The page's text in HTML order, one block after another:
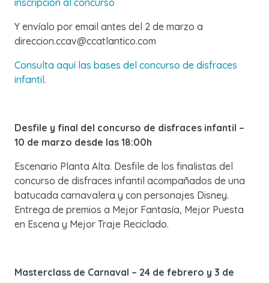
Y envíalo por email antes del 2 de marzo a
direccion.ccav@ccatlantico.com
Consulta aquí las bases del concurso de disfraces
infantil.
Desfile y final del concurso de disfraces infantil –
10 de marzo desde las 18:00h
Escenario Planta Alta. Desfile de los finalistas del
concurso de disfraces infantil acompañados de una
batucada carnavalera y con personajes Disney.
Entrega de premios a Mejor Fantasía, Mejor Puesta
en Escena y Mejor Traje Reciclado.
Masterclass de Carnaval – 24 de febrero y 3 de